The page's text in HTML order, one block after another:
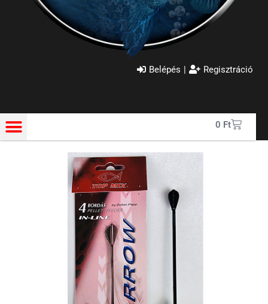
Belépés | Regisztráció
0 Ft